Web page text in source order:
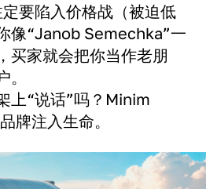
要陷入价格战（被迫低
像“Janob Semechka”一
买家就会把你当作老朋
上“说话”吗？Minim
牌注入生命。